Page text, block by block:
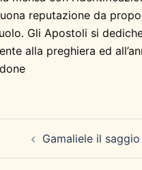
reputazione da
Gli Apostoli si
alla preghiera ed
Gamaliele il saggio